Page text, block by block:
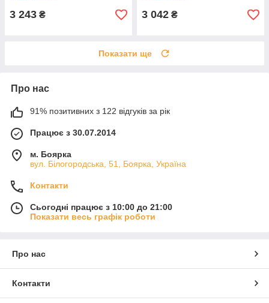
3 243 ₴ 3 042 ₴
Показати ще
Про нас
91% позитивних з 122 відгуків за рік
Працює з 30.07.2014
м. Боярка
вул. Білогородська, 51, Боярка, Україна
Контакти
Сьогодні працює з 10:00 до 21:00
Показати весь графік роботи
Про нас
Контакти